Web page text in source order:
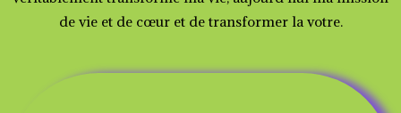
de vie et de cœur et de transformer la votre.